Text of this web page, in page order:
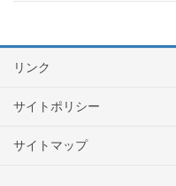
リンク
サイトポリシー
サイトマップ